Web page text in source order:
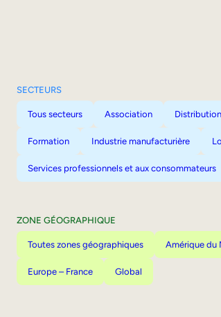
SECTEURS
Tous secteurs Association
Formation Industrie manufacturière
Services professionnels et aux consommateurs
ZONE GÉOGRAPHIQUE
Toutes zones géographiques Amérique du
Europe – France Global